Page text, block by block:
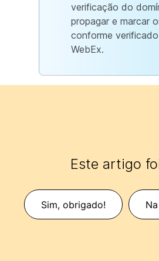
verificação do
propagar e marcar
conforme
WebEx.
Este artigo
Sim, obrigado!